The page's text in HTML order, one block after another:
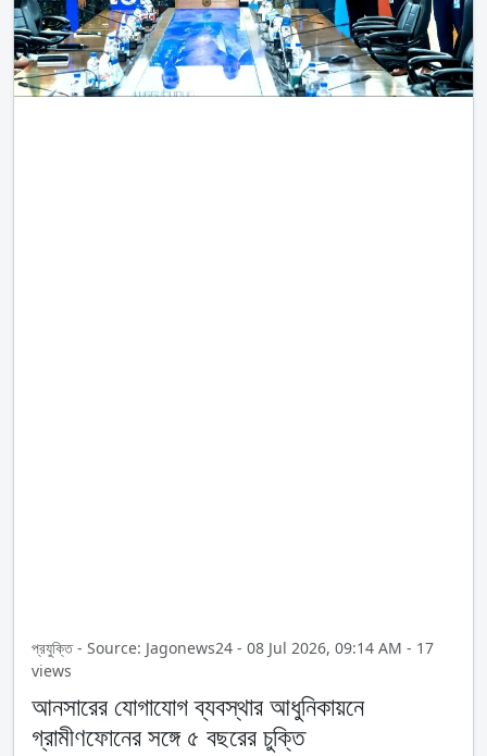
প্রযুক্তি - Source: Jagonews24 - 08 Jul 2026, 09:14 AM - 17
views
আনসারের যোগাযোগ ব্যবস্থার আধুনিকায়নে
গ্রামীণফোনের সঙ্গে ৫ বছরের চুক্তি